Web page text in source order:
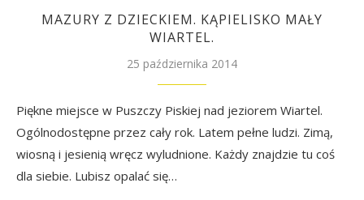
MAZURY Z DZIECKIEM. KĄPIELISKO MAŁY
WIARTEL.
25 października 2014
Piękne miejsce w Puszczy Piskiej nad jeziorem Wiartel.
Ogólnodostępne przez cały rok. Latem pełne ludzi. Zimą,
wiosną i jesienią wręcz wyludnione. Każdy znajdzie tu coś
dla siebie. Lubisz opalać się…